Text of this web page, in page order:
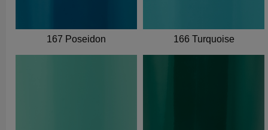
167 Poseidon 166 Turquoise